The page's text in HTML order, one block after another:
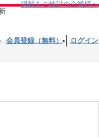
掲載をご検討の企業様へ
会員登録（無料） ログイン